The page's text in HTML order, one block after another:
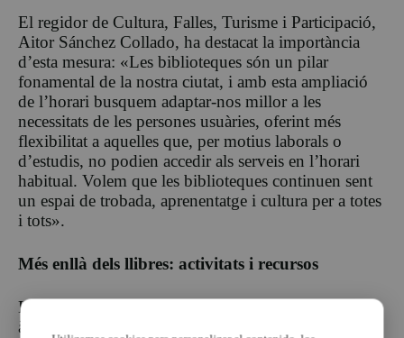
El regidor de Cultura, Falles, Turisme i Participació,
Aitor Sánchez Collado, ha destacat la importància
d’esta mesura: «Les biblioteques són un pilar
fonamental de la nostra ciutat, i amb esta ampliació
de l’horari busquem adaptar-nos millor a les
necessitats de les persones usuàries, oferint més
flexibilitat a aquelles que, per motius laborals o
d’estudis, no podien accedir als serveis en l’horari
habitual. Volem que les biblioteques continuen sent
un espai de trobada, aprenentatge i cultura per a totes
i tots».
Més enllà dels llibres: activitats i recursos
Les biblioteques de Torrent no sols ofereixen una
àmplia col·lecció de llibres i materials audiovisuals,